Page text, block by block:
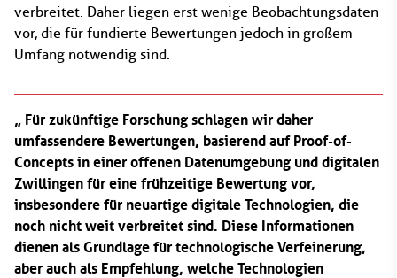
verbreitet. Daher liegen erst wenige Beobachtungsdaten
vor, die für fundierte Bewertungen jedoch in großem
Umfang notwendig sind.
Für zukünftige Forschung schlagen wir daher
umfassendere Bewertungen, basierend auf Proof-of-
Concepts in einer offenen Datenumgebung und digitalen
Zwillingen für eine frühzeitige Bewertung vor,
insbesondere für neuartige digitale Technologien, die
noch nicht weit verbreitet sind. Diese Informationen
dienen als Grundlage für technologische Verfeinerung,
aber auch als Empfehlung, welche Technologien